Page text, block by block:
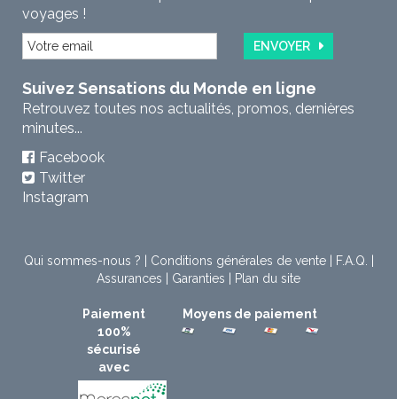
voyages !
ENVOYER
Suivez Sensations du Monde en ligne
Retrouvez toutes nos actualités, promos, dernières
minutes...
Facebook
Twitter
Instagram
Qui sommes-nous ? Conditions générales de vente| F.A.Q.
Assurances
Garanties Plan du site
Paiement
100%
sécurisé
avec
Moyens de paiement